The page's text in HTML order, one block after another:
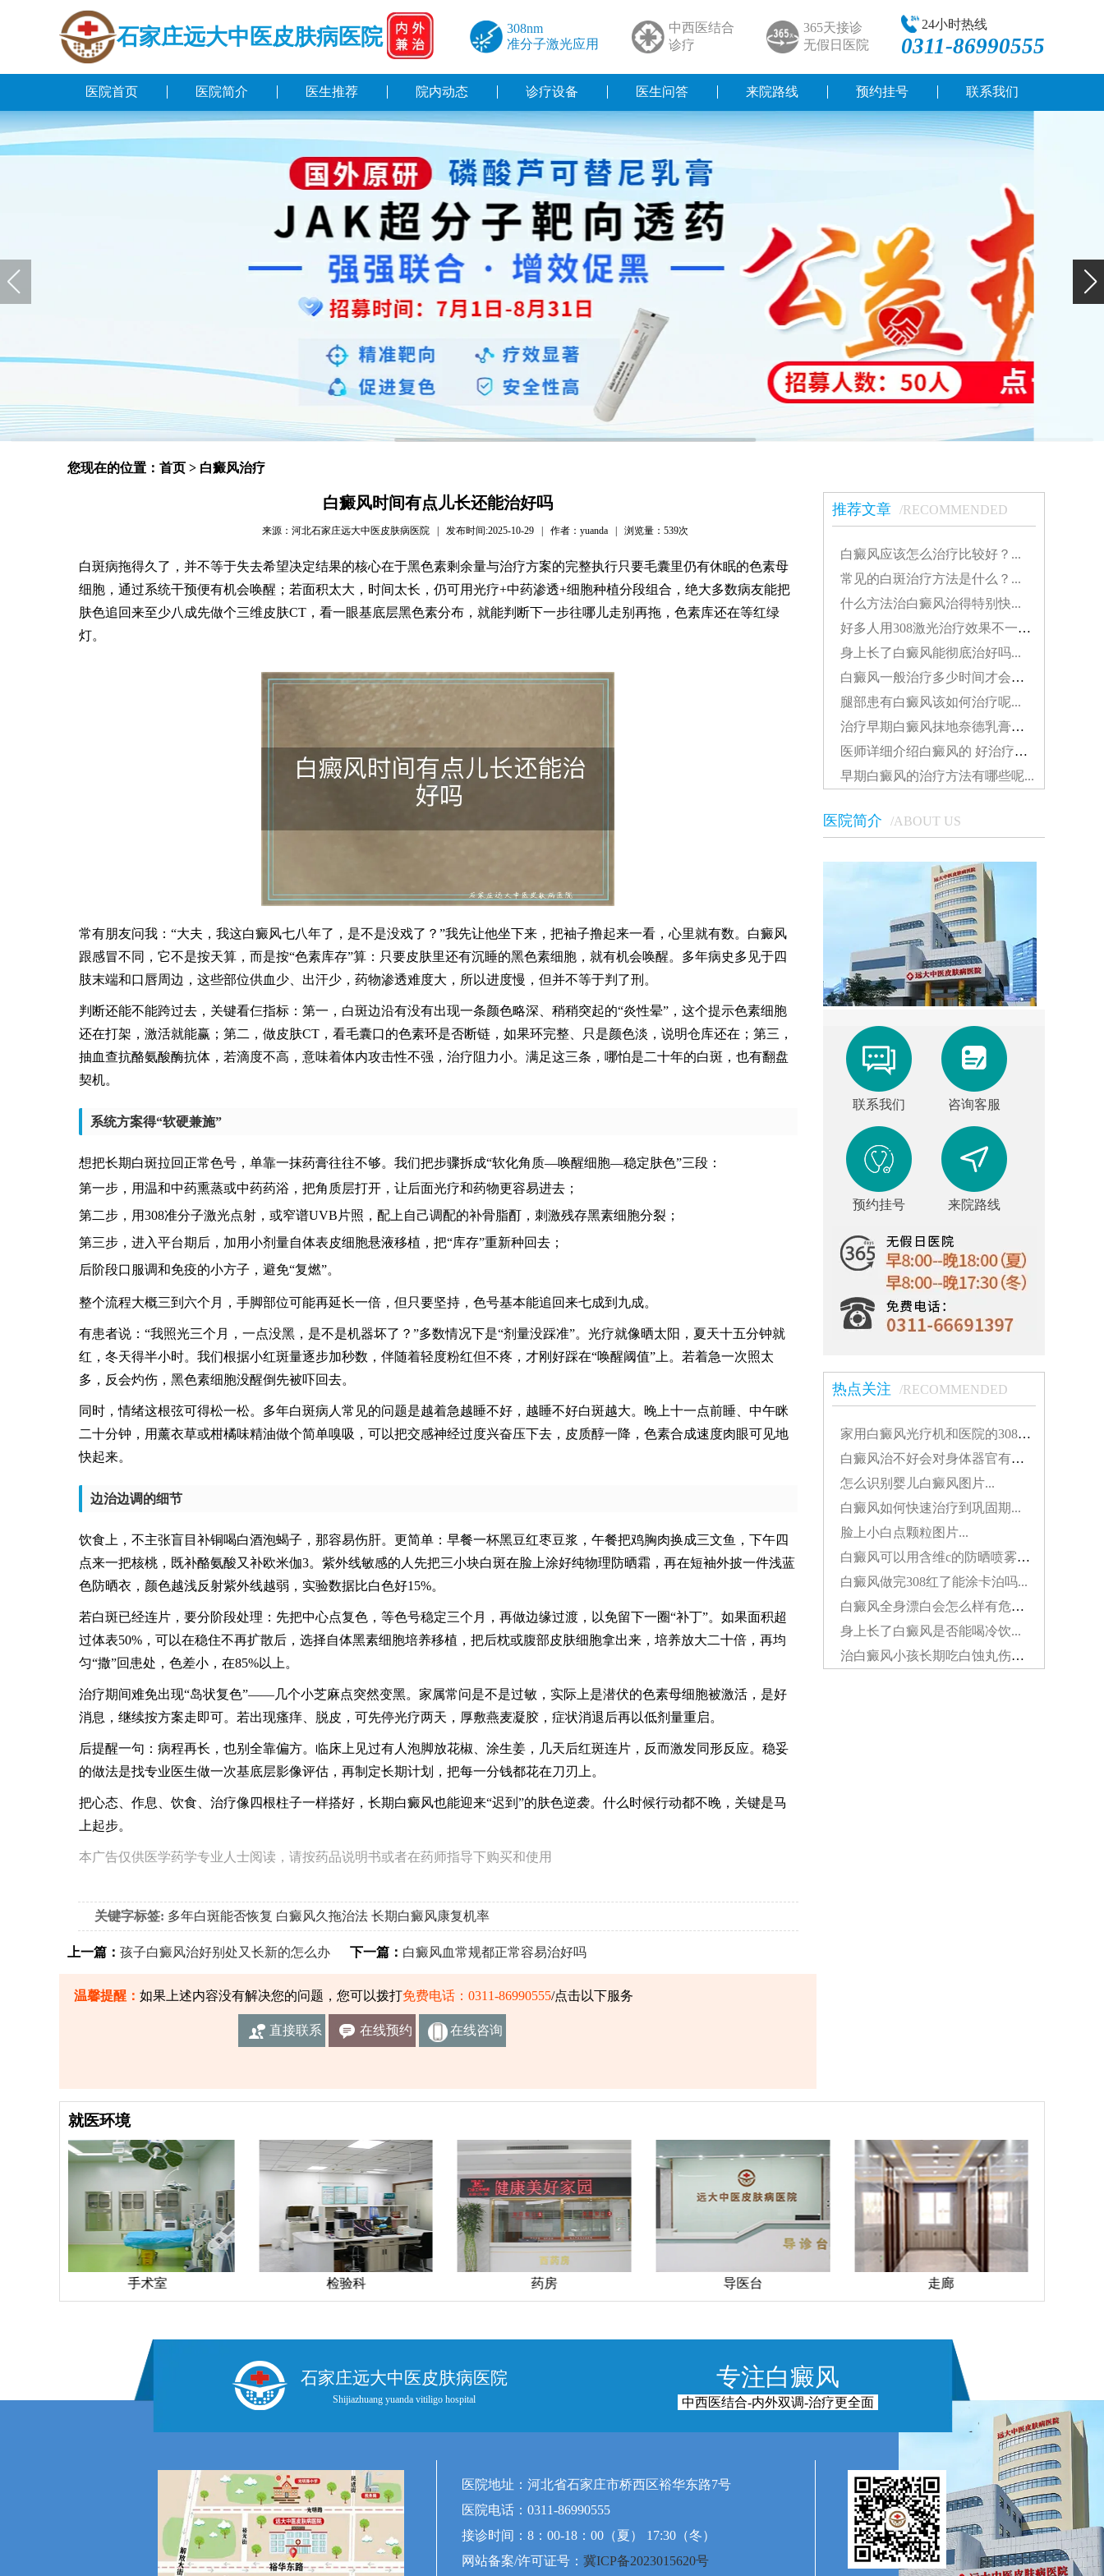
石家庄远大中医皮肤病医院
308nm
准分子激光应用
中西医结合
诊疗
365天接诊
无假日医院
24小时热线
0311-86990555
医院首页 医院简介 医生推荐 院内动态 诊疗设备 医生问答 来院路线 预约挂号 联系我们
您现在的位置： 首页 > 白癜风治疗
白癜风时间有点儿长还能治好吗
来源：河北石家庄远大中医皮肤病医院 | 发布时间:2025-10-29 | 作者：yuanda | 浏览量： 539次
白斑病拖得久了，并不等于失去希望决定结果的核心在于黑色素剩余量与治疗方案的完整执行只要毛囊里仍有休眠的色素母
细胞，通过系统干预便有机会唤醒；若面积太大，时间太长，仍可用光疗+中药渗透+细胞种植分段组合，绝大多数病友能把
肤色追回来至少八成先做个三维皮肤CT，看一眼基底层黑色素分布，就能判断下一步往哪儿走别再拖，色素库还在等红绿
灯。
常有朋友问我：“大夫，我这白癜风七八年了，是不是没戏了？”我先让他坐下来，把袖子撸起来一看，心里就有数。白癜风
跟感冒不同，它不是按天算，而是按“色素库存”算：只要皮肤里还有沉睡的黑色素细胞，就有机会唤醒。多年病史多见于四
肢末端和口唇周边，这些部位供血少、出汗少，药物渗透难度大，所以进度慢，但并不等于判了刑。
判断还能不能跨过去，关键看仨指标：第一，白斑边沿有没有出现一条颜色略深、稍稍突起的“炎性晕”，这个提示色素细胞
还在打架，激活就能赢；第二，做皮肤CT，看毛囊口的色素环是否断链，如果环完整、只是颜色淡，说明仓库还在；第三，
抽血查抗酪氨酸酶抗体，若滴度不高，意味着体内攻击性不强，治疗阻力小。满足这三条，哪怕是二十年的白斑，也有翻盘
契机。
系统方案得“软硬兼施”
想把长期白斑拉回正常色号，单靠一抹药膏往往不够。我们把步骤拆成“软化角质—唤醒细胞—稳定肤色”三段：
第一步，用温和中药熏蒸或中药药浴，把角质层打开，让后面光疗和药物更容易进去；
第二步，用308准分子激光点射，或窄谱UVB片照，配上自己调配的补骨脂酊，刺激残存黑素细胞分裂；
第三步，进入平台期后，加用小剂量自体表皮细胞悬液移植，把“库存”重新种回去；
后阶段口服调和免疫的小方子，避免“复燃”。
整个流程大概三到六个月，手脚部位可能再延长一倍，但只要坚持，色号基本能追回来七成到九成。
有患者说：“我照光三个月，一点没黑，是不是机器坏了？”多数情况下是“剂量没踩准”。光疗就像晒太阳，夏天十五分钟就
红，冬天得半小时。我们根据小红斑量逐步加秒数，伴随着轻度粉红但不疼，才刚好踩在“唤醒阈值”上。若着急一次照太
多，反会灼伤，黑色素细胞没醒倒先被吓回去。
同时，情绪这根弦可得松一松。多年白斑病人常见的问题是越着急越睡不好，越睡不好白斑越大。晚上十一点前睡、中午眯
二十分钟，用薰衣草或柑橘味精油做个简单嗅吸，可以把交感神经过度兴奋压下去，皮质醇一降，色素合成速度肉眼可见地
快起来。
边治边调的细节
饮食上，不主张盲目补铜喝白酒泡蝎子，那容易伤肝。更简单：早餐一杯黑豆红枣豆浆，午餐把鸡胸肉换成三文鱼，下午四
点来一把核桃，既补酪氨酸又补欧米伽3。紫外线敏感的人先把三小块白斑在脸上涂好纯物理防晒霜，再在短袖外披一件浅蓝
色防晒衣，颜色越浅反射紫外线越弱，实验数据比白色好15%。
若白斑已经连片，要分阶段处理：先把中心点复色，等色号稳定三个月，再做边缘过渡，以免留下一圈“补丁”。如果面积超
过体表50%，可以在稳住不再扩散后，选择自体黑素细胞培养移植，把后枕或腹部皮肤细胞拿出来，培养放大二十倍，再均
匀“撒”回患处，色差小，在85%以上。
治疗期间难免出现“岛状复色”——几个小芝麻点突然变黑。家属常问是不是过敏，实际上是潜伏的色素母细胞被激活，是好
消息，继续按方案走即可。若出现瘙痒、脱皮，可先停光疗两天，厚敷燕麦凝胶，症状消退后再以低剂量重启。
后提醒一句：病程再长，也别全靠偏方。临床上见过有人泡脚放花椒、涂生姜，几天后红斑连片，反而激发同形反应。稳妥
的做法是找专业医生做一次基底层影像评估，再制定长期计划，把每一分钱都花在刀刃上。
把心态、作息、饮食、治疗像四根柱子一样搭好，长期白癜风也能迎来“迟到”的肤色逆袭。什么时候行动都不晚，关键是马
上起步。
本广告仅供医学药学专业人士阅读，请按药品说明书或者在药师指导下购买和使用
关键字标签: 多年白斑能否恢复 白癜风久拖治法 长期白癜风康复机率
上一篇： 孩子白癜风治好别处又长新的怎么办 下一篇： 白癜风血常规都正常容易治好吗
温馨提醒：如果上述内容没有解决您的问题，您可以拨打免费电话：0311-86990555/点击以下服务
直接联系 在线预约 在线咨询
推荐文章 /RECOMMENDED
白癜风应该怎么治疗比较好？...
常见的白斑治疗方法是什么？...
什么方法治白癜风治得特别快...
好多人用308激光治疗效果不一样308分为几种...
身上长了白癜风能彻底治好吗...
白癜风一般治疗多少时间才会稳定...
腿部患有白癜风该如何治疗呢...
治疗早期白癜风抹地奈德乳膏可以吗...
医师详细介绍白癜风的 好治疗方法...
早期白癜风的治疗方法有哪些呢...
医院简介 /ABOUT US
联系我们 咨询客服
预约挂号 来院路线
热点关注 /RECOMMENDED
家用白癜风光疗机和医院的308有什么不同...
白癜风治不好会对身体器官有影响吗...
怎么识别婴儿白癜风图片...
白癜风如何快速治疗到巩固期...
脸上小白点颗粒图片...
白癜风可以用含维c的防晒喷雾吗...
白癜风做完308红了能涂卡泊吗...
白癜风全身漂白会怎么样有危害吗...
身上长了白癜风是否能喝冷饮...
治白癜风小孩长期吃白蚀丸伤肝吗...
就医环境
检验科 药房 导医台 走廊 手术室
石家庄远大中医皮肤病医院
Shijiazhuang yuanda vitiligo hospital
专注白癜风
中西医结合-内外双调-治疗更全面
医院地址：河北省石家庄市桥西区裕华东路7号
医院电话：0311-86990555
接诊时间：8：00-18：00（夏） 17:30（冬）
网站备案/许可证号： 冀ICP备2023015620号